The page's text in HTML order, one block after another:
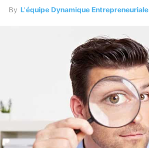
By L'équipe Dynamique Entrepreneuriale